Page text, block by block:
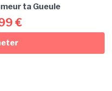
ta Gueule
€